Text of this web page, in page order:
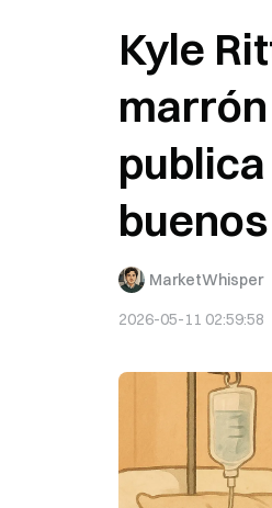
Kyle
MarketWhisper
2026-05-11 02:59:58